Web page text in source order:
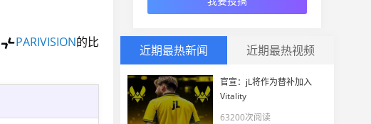
PARIVISION的比
近期最热新闻 近期最热视频
官宣：jL将作为替补加入
Vitality
63200次阅读